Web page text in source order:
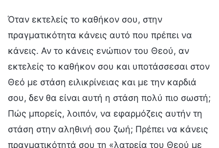
Όταν εκτελείς το καθήκον σου, στην
πραγματικότητα κάνεις αυτό που πρέπει να
κάνεις. Αν το κάνεις ενώπιον του Θεού, αν
εκτελείς το καθήκον σου και υποτάσσεσαι στον
Θεό με στάση ειλικρίνειας και με την καρδιά
σου, δεν θα είναι αυτή η στάση πολύ πιο σωστή;
Πώς μπορείς, λοιπόν, να εφαρμόζεις αυτήν τη
στάση στην αληθινή σου ζωή; Πρέπει να κάνεις
πραγματικότητά σου τη «λατρεία του Θεού με